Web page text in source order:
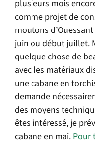
plusieurs mois
comme projet de
moutons
juin ou début juillet.
quelque chose de
avec les matériaux
une cabane en
demande
des moyens
êtes intéressé, je
cabane en mai. Pour